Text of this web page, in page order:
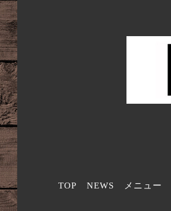
TOP NEWS メニュー